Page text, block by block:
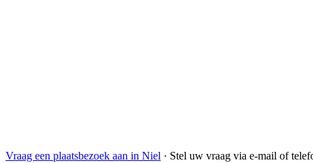
Vraag een plaatsbezoek aan in Niel · Stel uw vraag via e-mail of